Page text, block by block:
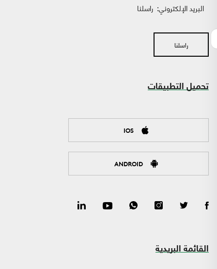
البريد الإلكتروني: راسلنا
راسلنا
تحميل التطبيقات
IOS
ANDROID
القائمة البريدية